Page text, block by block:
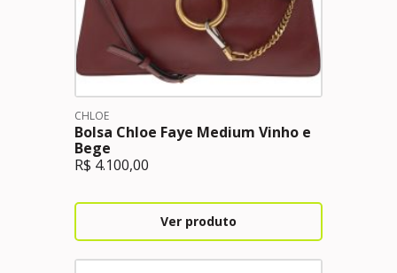
CHLOE
Bolsa Chloe Faye Medium Vinho e
Bege
R$ 4.100,00
Ver produto